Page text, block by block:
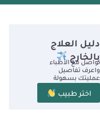
دليل العلاج
بالخارج
تواصل مع الأطباء
واعرف تفاصيل
عمليتك بسهولة
اختر طبيب